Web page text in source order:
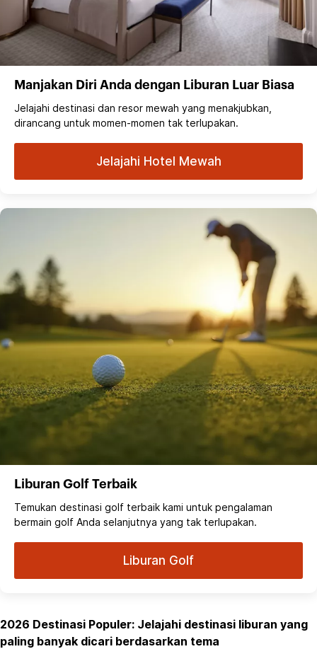
Manjakan Diri Anda dengan Liburan Luar Biasa
Jelajahi destinasi dan resor mewah yang menakjubkan,
dirancang untuk momen-momen tak terlupakan.
Jelajahi Hotel Mewah
Liburan Golf Terbaik
Temukan destinasi golf terbaik kami untuk pengalaman
bermain golf Anda selanjutnya yang tak terlupakan.
Liburan Golf
2026 Destinasi Populer: Jelajahi destinasi liburan yang
paling banyak dicari berdasarkan tema